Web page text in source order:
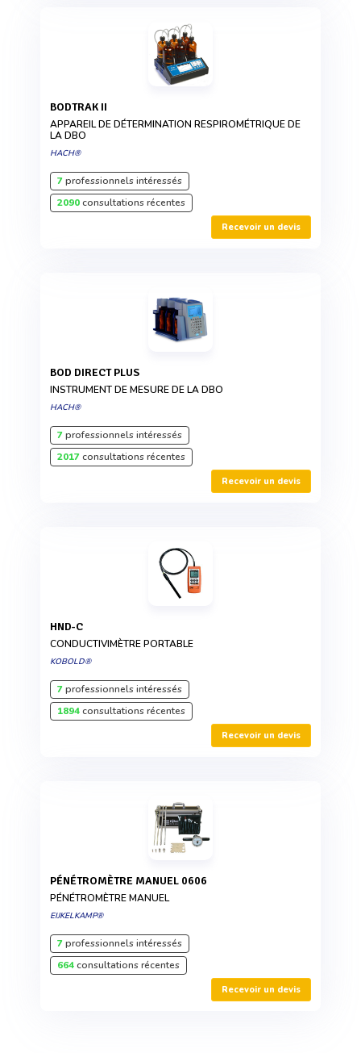
BODTRAK II
APPAREIL DE DÉTERMINATION RESPIROMÉTRIQUE DE
LA DBO
HACH®
7professionnels intéressés
2090consultations récentes
Recevoir un devis
BOD DIRECT PLUS
INSTRUMENT DE MESURE DE LA DBO
HACH®
7professionnels intéressés
2017consultations récentes
Recevoir un devis
HND-C
CONDUCTIVIMÈTRE PORTABLE
KOBOLD®
7professionnels intéressés
1894consultations récentes
Recevoir un devis
PÉNÉTROMÈTRE MANUEL 0606
PÉNÉTROMÈTRE MANUEL
EIJKELKAMP®
7professionnels intéressés
664consultations récentes
Recevoir un devis